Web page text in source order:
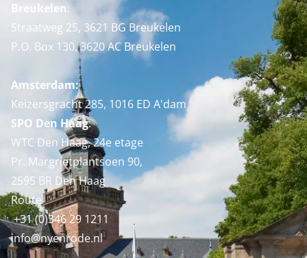
Breukelen:
Straatweg 25, 3621 BG Breukelen
P.O. Box 130, 3620 AC Breukelen
Amsterdam:
Keizersgracht 285, 1016 ED A'dam
SPO Den Haag:
WTC Den Haag, 24e etage
Pr. Margrietplantsoen 90,
2595 BR Den Haag
Route
+31 (0)346 29 1211
info@nyenrode.nl